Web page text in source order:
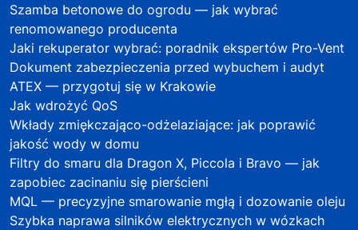
Szamba betonowe do ogrodu — jak wybrać
renomowanego producenta
Jaki rekuperator wybrać: poradnik ekspertów Pro-Vent
Dokument zabezpieczenia przed wybuchem i audyt
ATEX — przygotuj się w Krakowie
Jak wdrożyć QoS
Wkłady zmiękczająco-odżelaziające: jak poprawić
jakość wody w domu
Filtry do smaru dla Dragon X, Piccola i Bravo — jak
zapobiec zacinaniu się pierścieni
MQL — precyzyjne smarowanie mgłą i dozowanie oleju
Szybka naprawa silników elektrycznych w wózkach